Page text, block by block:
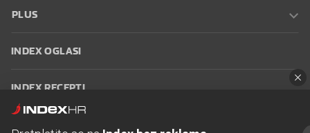
PLUS
INDEX OGLASI
INDEX RECEPTI